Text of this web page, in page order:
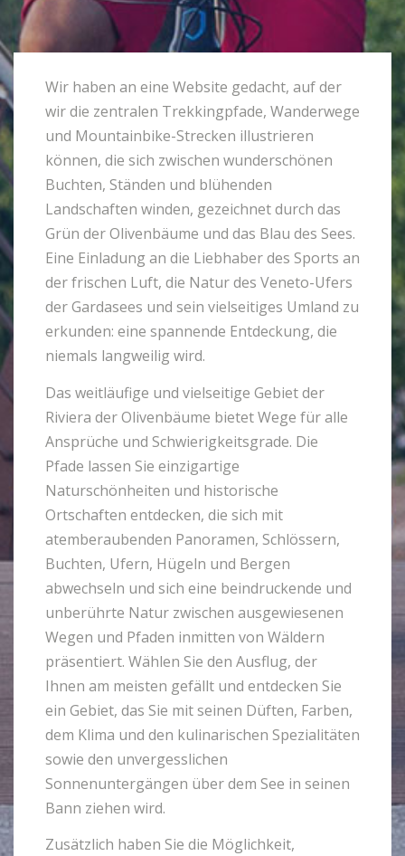
Wir haben an eine Website gedacht, auf der
wir die zentralen Trekkingpfade, Wanderwege
und Mountainbike-Strecken illustrieren
können, die sich zwischen wunderschönen
Buchten, Ständen und blühenden
Landschaften winden, gezeichnet durch das
Grün der Olivenbäume und das Blau des Sees.
Eine Einladung an die Liebhaber des Sports an
der frischen Luft, die Natur des Veneto-Ufers
der Gardasees und sein vielseitiges Umland zu
erkunden: eine spannende Entdeckung, die
niemals langweilig wird.
Das weitläufige und vielseitige Gebiet der
Riviera der Olivenbäume bietet Wege für alle
Ansprüche und Schwierigkeitsgrade. Die
Pfade lassen Sie einzigartige
Naturschönheiten und historische
Ortschaften entdecken, die sich mit
atemberaubenden Panoramen, Schlössern,
Buchten, Ufern, Hügeln und Bergen
abwechseln und sich eine beindruckende und
unberührte Natur zwischen ausgewiesenen
Wegen und Pfaden inmitten von Wäldern
präsentiert. Wählen Sie den Ausflug, der
Ihnen am meisten gefällt und entdecken Sie
ein Gebiet, das Sie mit seinen Düften, Farben,
dem Klima und den kulinarischen Spezialitäten
sowie den unvergesslichen
Sonnenuntergängen über dem See in seinen
Bann ziehen wird.
Zusätzlich haben Sie die Möglichkeit,